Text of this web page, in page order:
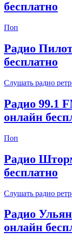
бесплатно
Поп
Радио
бесплатно
Слушать радио
Радио 99.1
онлайн
Поп
Радио
бесплатно
Слушать радио
Радио
онлайн